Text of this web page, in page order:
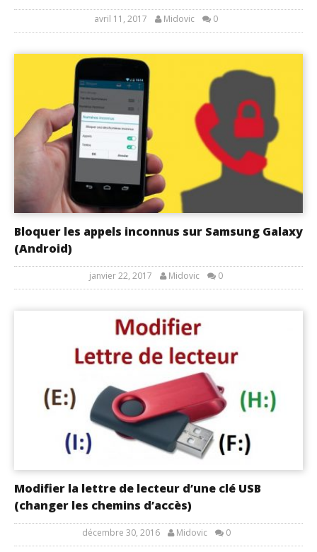
avril 11, 2017 Midovic 0
Bloquer les appels inconnus sur Samsung Galaxy
(Android)
janvier 22, 2017 Midovic 0
Modifier la lettre de lecteur d’une clé USB
(changer les chemins d’accès)
décembre 30, 2016 Midovic 0